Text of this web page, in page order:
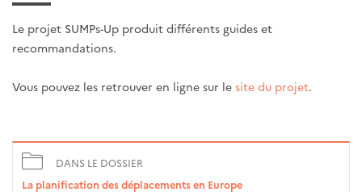
Le projet SUMPs-Up produit différents guides et
recommandations.
Vous pouvez les retrouver en ligne sur le site du projet.
DANS LE DOSSIER
La planification des déplacements en Europe